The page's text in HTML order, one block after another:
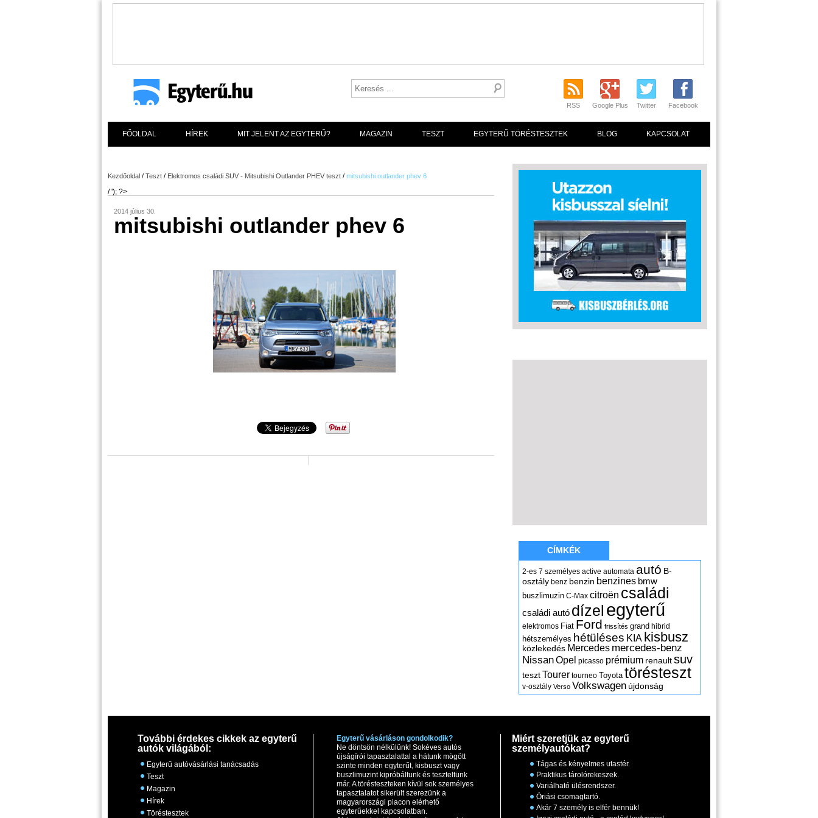
RSS Google Plus Twitter Facebook
FŐOLDAL HÍREK MIT JELENT AZ EGYTERŰ? MAGAZIN TESZT EGYTERŰ TÖRÉSTESZTEK BLOG KAPCSOLAT
Kezdőoldal / Teszt / Elektromos családi SUV - Mitsubishi Outlander PHEV teszt / mitsubishi outlander phev 6
/ '); ?>
2014 július 30.
mitsubishi outlander phev 6
CÍMKÉK
2-es 7 személyes active automata autó B-
osztály benz benzin benzines bmw
buszlimuzin C-Max citroën családi
családi autó dízel egyterű
elektromos Fiat Ford frissítés grand hibrid
hétszemélyes hétüléses KIA kisbusz
közlekedés Mercedes mercedes-benz
NissanOpel picasso prémium renaultsuv
tesztTourer tourneo Toyota törésteszt
v-osztály Verso Volkswagen újdonság
További érdekes cikkek az egyterű
autók világából:
Egyterű autóvásárlási tanácsadás
Teszt
Magazin
Hírek
Töréstesztek
Egyterű vásárláson gondolkodik?
Ne döntsön nélkülünk! Sokéves autós
újságírói tapasztalattal a hátunk mögött
szinte minden egyterűt, kisbuszt vagy
buszlimuzint kipróbáltunk és teszteltünk
már. A törésteszteken kívül sok személyes
tapasztalatot sikerült szerezünk a
magyarországi piacon elérhető
egyterűekkel kapcsolatban.
Miért szeretjük az egyterű
személyautókat?
Tágas és kényelmes utastér.
Praktikus tárolórekeszek.
Variálható ülésrendszer.
Óriási csomagtartó.
Akár 7 személy is elfér bennük!